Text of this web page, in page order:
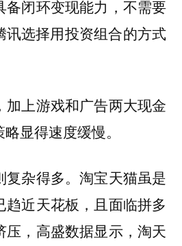
备闭环变现能力，不需要
讯选择用投资组合的方式
加上游戏和广告两大现金
显得速度缓慢。
复杂得多。淘宝天猫虽是
趋近天花板，且面临拼多
压，高盛数据显示，淘天